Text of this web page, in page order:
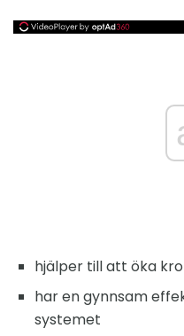
hjälper till att öka
har en gynnsam
systemet